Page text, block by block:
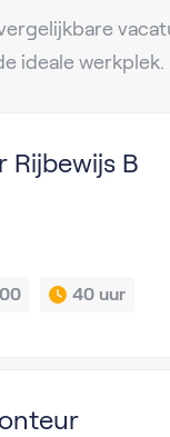
ideale werkplek.
Rijbewijs B
40 uur